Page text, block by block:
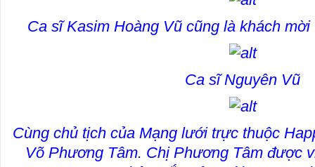
Ca sĩ Kasim Hoàng Vũ cũng là khách
Ca sĩ Nguyên Vũ
Cùng chủ tịch của Mạng lưới trực thuộc
Võ Phương Tâm. Chị Phương Tâm được